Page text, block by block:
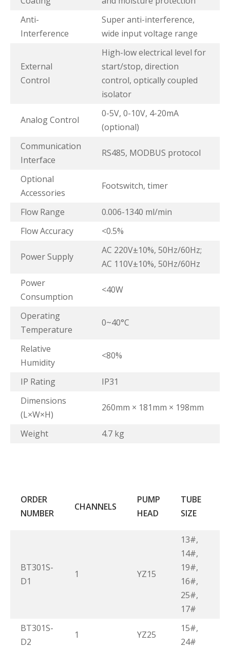
Anti-
Interference
Super anti-interference,
wide input voltage range
External
Control
High-low electrical level for
start/stop, direction
control, optically coupled
isolator
Analog Control
0-5V, 0-10V, 4-20mA
(optional)
Communication
Interface
RS485, MODBUS protocol
Optional
Accessories
Footswitch, timer
Flow Range
0.006-1340 ml/min
Flow Accuracy
<0.5%
Power Supply
AC 220V±10%, 50Hz/60Hz;
AC 110V±10%, 50Hz/60Hz
Power
Consumption
<40W
Operating
Temperature
0~40°C
Relative
Humidity
<80%
IP Rating
IP31
Dimensions
(L×W×H)
260mm × 181mm × 198mm
Weight 4.7 kg
ORDER
NUMBER
CHANNELS
PUMP
HEAD
TUBE
SIZE
BT301S-
D1
1 YZ15
13#,
14#,
19#,
16#,
25#,
17#
BT301S-
D2
1 YZ25
15#,
24#